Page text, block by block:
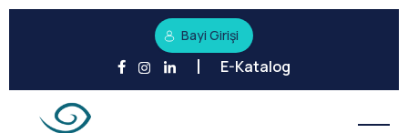
Bayi Girişi
E-Katalog